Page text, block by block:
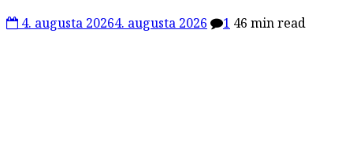
4. augusta 20264. augusta 2026 1 46 min read